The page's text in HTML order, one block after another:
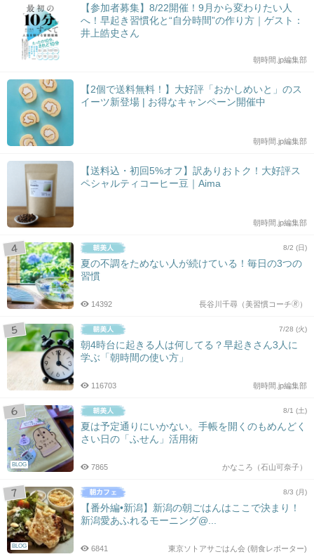
【参加者募集】8/22開催！9月から変わりたい人
へ！早起き習慣化と“自分時間”の作り方｜ゲスト：
井上皓史さん
朝時間.jp編集部
【2個で送料無料！】大好評「おかしめいと」のス
イーツ新登場 | お得なキャンペーン開催中
朝時間.jp編集部
【送料込・初回5%オフ】訳ありおトク！大好評ス
ペシャルティコーヒー豆｜Aima
朝時間.jp編集部
8/2 (日)
夏の不調をためない人が続けている！毎日の3つの
習慣
長谷川千尋（美習慣コーチ🄬）
14392
7/28 (火)
朝4時台に起きる人は何してる？早起きさん3人に
学ぶ「朝時間の使い方」
朝時間.jp編集部
116703
BLOG
8/1 (土)
夏は予定通りにいかない。手帳を開くのもめんどく
さい日の「ふせん」活用術
かなころ（石山可奈子）
7865
BLOG
8/3 (月)
【番外編•新潟】新潟の朝ごはんはここで決まり！
新潟愛あふれるモーニング@...
東京ソトアサごはん会 (朝食レポーター)
6841